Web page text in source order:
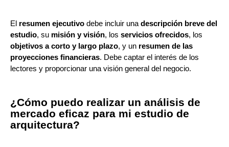
El resumen ejecutivo debe incluir una descripción breve del
estudio, su misión y visión, los servicios ofrecidos, los
objetivos a corto y largo plazo, y un resumen de las
proyecciones financieras. Debe captar el interés de los
lectores y proporcionar una visión general del negocio.
¿Cómo puedo realizar un análisis de
mercado eficaz para mi estudio de
arquitectura?